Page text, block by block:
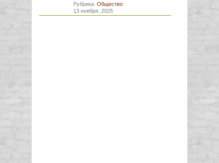
Рубрика: Общество
13 ноября, 2025